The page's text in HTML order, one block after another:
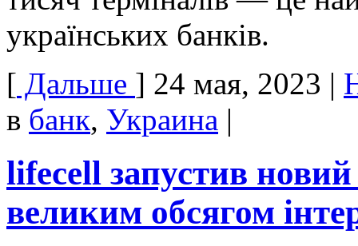
українських банків.
[ Дальше ] 24 мая, 2023 |
в банк, Украина |
lifecell запустив
великим обсягом